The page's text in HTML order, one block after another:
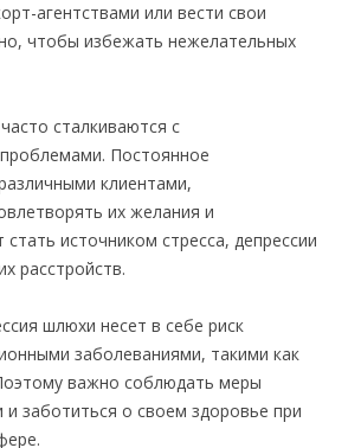
агентствами или вести свои
чтобы избежать нежелательных
сталкиваются с
Постоянное
клиентами,
их желания и
источником стресса, депрессии
расстройств.
шлюхи несет в себе риск
заболеваниями, такими как
важно соблюдать меры
заботиться о своем здоровье при